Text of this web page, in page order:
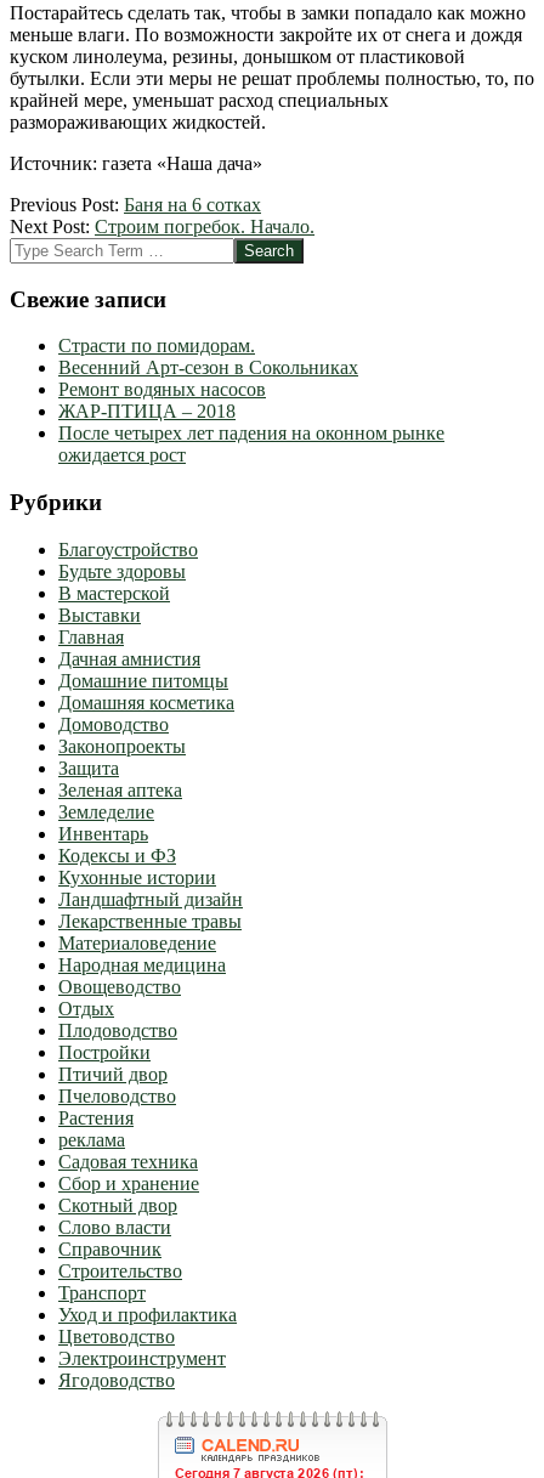
Постарайтесь сделать так, чтобы в замки попадало как можно
меньше влаги. По возможности закройте их от снега и дождя
куском линолеума, резины, донышком от пластиковой
бутылки. Если эти меры не решат проблемы полностью, то, по
крайней мере, уменьшат расход специальных
размораживающих жидкостей.
Источник: газета «Наша дача»
2012-
04-
17
Previous Post: Баня на 6 сотках
Next Post: Строим погребок. Начало.
Search
Свежие записи
Страсти по помидорам.
Весенний Арт-сезон в Сокольниках
Ремонт водяных насосов
ЖАР-ПТИЦА – 2018
После четырех лет падения на оконном рынке
ожидается рост
Рубрики
Благоустройство
Будьте здоровы
В мастерской
Выставки
Главная
Дачная амнистия
Домашние питомцы
Домашняя косметика
Домоводство
Законопроекты
Защита
Зеленая аптека
Земледелие
Инвентарь
Кодексы и ФЗ
Кухонные истории
Ландшафтный дизайн
Лекарственные травы
Материаловедение
Народная медицина
Овощеводство
Отдых
Плодоводство
Постройки
Птичий двор
Пчеловодство
Растения
реклама
Садовая техника
Сбор и хранение
Скотный двор
Слово власти
Справочник
Строительство
Транспорт
Уход и профилактика
Цветоводство
Электроинструмент
Ягодоводство